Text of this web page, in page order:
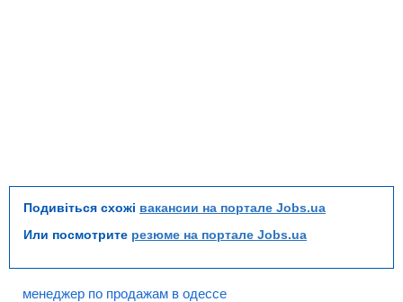
Подивіться схожі вакансии на портале Jobs.ua
Или посмотрите резюме на портале Jobs.ua
менеджер по продажам в одессе